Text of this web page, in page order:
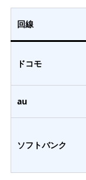
回線
ドコモ
au
ソフトバンク